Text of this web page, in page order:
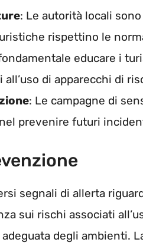
: Le autorità locali
rispettino le
educare i
di apparecchi di
: Le campagne di
prevenire futuri
segnali di allerta
sui rischi associati
degli ambienti.